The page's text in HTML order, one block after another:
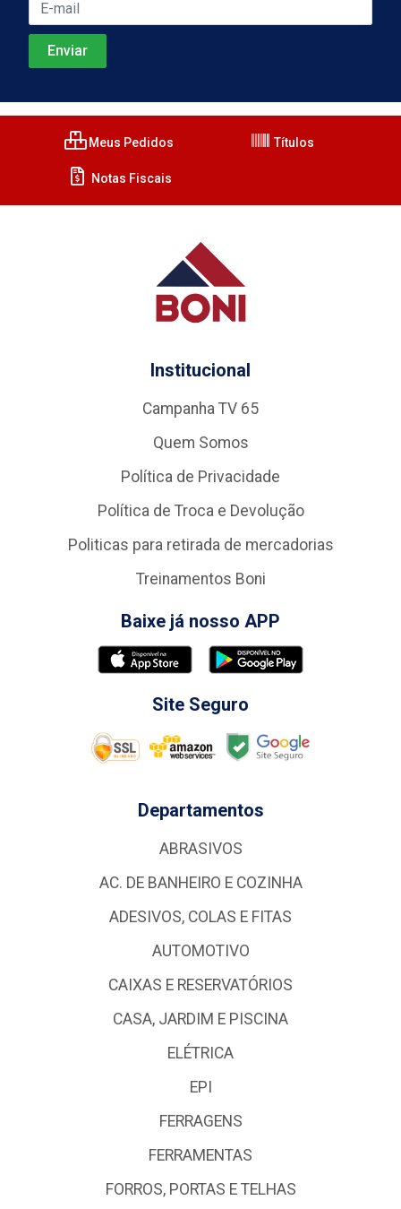
Meus Pedidos Títulos
Notas Fiscais
Institucional
Campanha TV 65
Quem Somos
Política de Privacidade
Política de Troca e Devolução
Politicas para retirada de mercadorias
Treinamentos Boni
Baixe já nosso APP
Site Seguro
Departamentos
ABRASIVOS
AC. DE BANHEIRO E COZINHA
ADESIVOS, COLAS E FITAS
AUTOMOTIVO
CAIXAS E RESERVATÓRIOS
CASA, JARDIM E PISCINA
ELÉTRICA
EPI
FERRAGENS
FERRAMENTAS
FORROS, PORTAS E TELHAS